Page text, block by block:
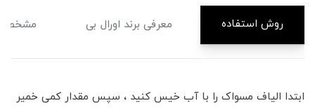
روش استفاده معرفی برند اورال بی
ابتدا الیاف مسواک را با آب خیس کنید ، سپس مقدار کمی خمیر